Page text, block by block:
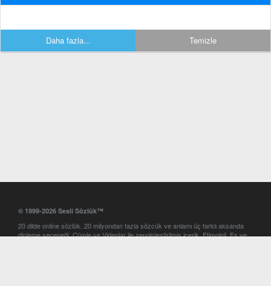
Daha fazla... Temizle
© 1999-2026 Sesli Sözlük™
20 dilde online sözlük. 20 milyondan fazla sözcük ve anlamı üç farklı aksanda
dinleme seçeneği. Cümle ve Videolar ile zenginleştirilmiş içerik. Etimoloji, Eş ve